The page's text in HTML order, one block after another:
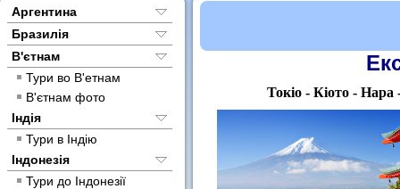
Аргентина
Бразилія
В'єтнам
Тури во В'етнам
В'єтнам фото
Індія
Тури в Індію
Індонезія
Тури до Індонезії
Токіо - Кіото - Нара